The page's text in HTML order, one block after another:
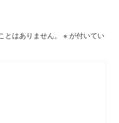
はありません。 ※ が付いてい